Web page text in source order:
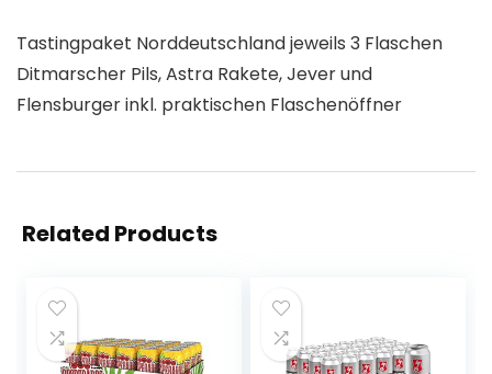
Tastingpaket Norddeutschland jeweils 3 Flaschen
Ditmarscher Pils, Astra Rakete, Jever und
Flensburger inkl. praktischen Flaschenöffner
Related Products